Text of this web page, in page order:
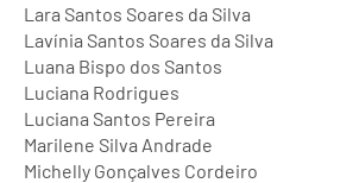
Lara Santos Soares da Silva
Lavínia Santos Soares da Silva
Luana Bispo dos Santos
Luciana Rodrigues
Luciana Santos Pereira
Marilene Silva Andrade
Michelly Gonçalves Cordeiro